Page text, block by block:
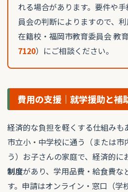
れる場合があります。要件や
員会の判断によりますので、
在籍校・福岡市教育委員会 教
7120）にご相談ください。
費用の支援｜就学援助と補
経済的な負担を軽くする仕組みも
市立小・中学校に通う（または
う）お子さんの家庭で、経済的に
制度があり、学用品費・給食費な
す。申請はオンライン・窓口（学